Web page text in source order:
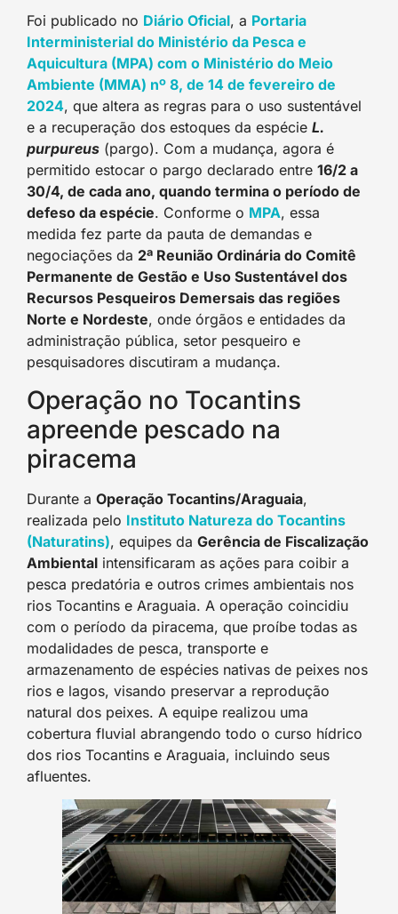
Foi publicado no Diário Oficial, a Portaria
Interministerial do Ministério da Pesca e
Aquicultura (MPA) com o Ministério do Meio
Ambiente (MMA) nº 8, de 14 de fevereiro de
2024, que altera as regras para o uso sustentável
e a recuperação dos estoques da espécie L.
purpureus (pargo). Com a mudança, agora é
permitido estocar o pargo declarado entre 16/2 a
30/4, de cada ano, quando termina o período de
defeso da espécie. Conforme o MPA, essa
medida fez parte da pauta de demandas e
negociações da 2ª Reunião Ordinária do Comitê
Permanente de Gestão e Uso Sustentável dos
Recursos Pesqueiros Demersais das regiões
Norte e Nordeste, onde órgãos e entidades da
administração pública, setor pesqueiro e
pesquisadores discutiram a mudança.
Operação no Tocantins
apreende pescado na
piracema
Durante a Operação Tocantins/Araguaia,
realizada pelo Instituto Natureza do Tocantins
(Naturatins), equipes da Gerência de Fiscalização
Ambiental intensificaram as ações para coibir a
pesca predatória e outros crimes ambientais nos
rios Tocantins e Araguaia. A operação coincidiu
com o período da piracema, que proíbe todas as
modalidades de pesca, transporte e
armazenamento de espécies nativas de peixes nos
rios e lagos, visando preservar a reprodução
natural dos peixes. A equipe realizou uma
cobertura fluvial abrangendo todo o curso hídrico
dos rios Tocantins e Araguaia, incluindo seus
afluentes.